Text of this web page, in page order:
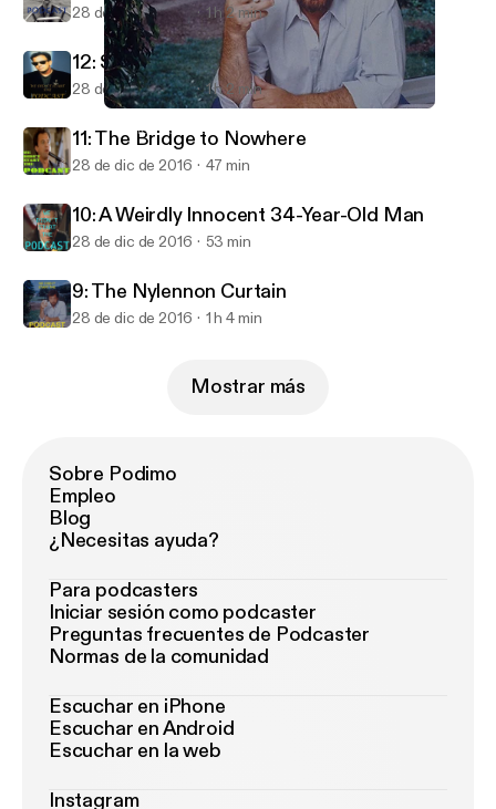
We Didn't Start the Podcast — A Show About Billy Joel
28 de dic de 2016 1 h 2 min
12: Storm Frontin'
28 de dic de 2016 1 h 2 min
11: The Bridge to Nowhere
28 de dic de 2016 47 min
10: A Weirdly Innocent 34-Year-Old Man
28 de dic de 2016 53 min
9: The Nylennon Curtain
28 de dic de 2016 1 h 4 min
Mostrar más
Sobre Podimo
Empleo
Blog
¿Necesitas ayuda?
Para podcasters
Iniciar sesión como podcaster
Preguntas frecuentes de Podcaster
Normas de la comunidad
Escuchar en iPhone
Escuchar en Android
Escuchar en la web
Instagram